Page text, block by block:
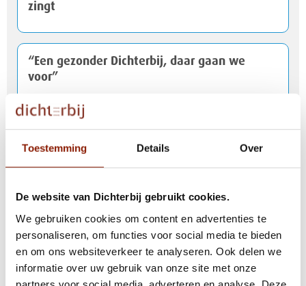
Toestemming Details Over
De website van Dichterbij gebruikt cookies.
We gebruiken cookies om content en advertenties te
personaliseren, om functies voor social media te bieden
en om ons websiteverkeer te analyseren. Ook delen we
informatie over uw gebruik van onze site met onze
zingt
“Een gezonder Dichterbij, daar gaan we
voor”
Update - Reactie op mediaberichten
Logterberge
Ondernemingsraden Dichterbij en Daelzicht
op de bres voor goede zorg
Het was weer een leuke feestavond van